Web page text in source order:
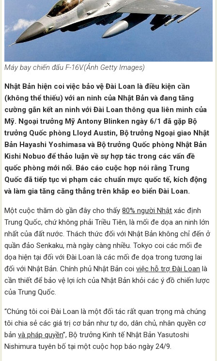
Máy bay chiến đấu F-16V.(Ảnh Getty Images)
Nhật Bản hiện coi việc bảo vệ Đài Loan là điều kiện cần
(không thể thiếu) với an ninh của Nhật Bản và đang tăng
cường gắn kết an ninh với Đài Loan thông qua liên minh của
Mỹ. Ngoại trưởng Mỹ Antony Blinken ngày 6/1 đã gặp Bộ
trưởng Quốc phòng Lloyd Austin, Bộ trưởng Ngoại giao Nhật
Bản Hayashi Yoshimasa và Bộ trưởng Quốc phòng Nhật Bản
Kishi Nobuo để thảo luận về sự hợp tác trong các vấn đề
quốc phòng mới nổi. Báo cáo cuộc họp nói rằng Trung
Quốc đã tiếp tục vi phạm các chuẩn mực quốc tế, kích động
và làm gia tăng căng thẳng trên khắp eo biển Đài Loan.
Một cuộc thăm dò gần đây cho thấy80% người Nhật xác định
Trung Quốc, chứ không phải Triều Tiên, là mối đe dọa an ninh lớn
nhất của đất nước. Thách thức đối với Nhật Bản không chỉ đến ở
quần đảo Senkaku, mà ngày càng nhiều. Tokyo coi các mối đe
dọa hiện tại đối với Đài Loan là các mối đe dọa trong tương lai
đối với Nhật Bản. Chính phủ Nhật Bản coiviệc hỗ trợ Đài Loan là
cần thiết để bảo vệ lợi ích của Nhật Bản khỏi các ý đồ chiến lược
của Trung Quốc.
“Chúng tôi coi Đài Loan là một đối tác rất quan trọng mà chúng
tôi chia sẻ các giá trị cơ bản như tự do, dân chủ, nhân quyền cơ
bảnvà pháp quyền”, Bộ trưởng Kinh tế Nhật Bản Yasutoshi
Nishimura tuyên bố tại một cuộc họp báo ngày 24/9.